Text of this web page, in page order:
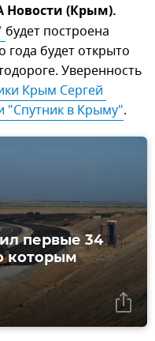
(Крым).
будет построена
года будет открыто
Уверенность
Крым Сергей
"Спутник в Крыму".
первые 34
которым